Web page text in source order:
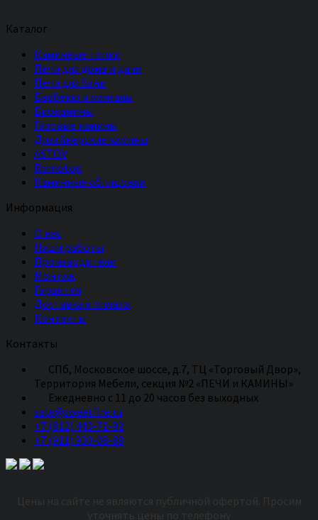
Каталог
Каминные топки
Печи для дома и дачи
Печи для бани
Барбекю и мангалы
Биокамины
Газовые камины
Дизайнерские камины
ASTOV
Romotop
Каминные облицовки
Информация
О нас
Наши работы
Производители
Монтаж
Гарантия
Доставка и оплата
Контакты
Контакты
СПб, Московское шоссе, д.7, ТЦ «Торговый Двор»,
Территория Мебели, секция №2 «ПЕЧИ и КАМИНЫ»
Eжедневно с 11 до 20 часов без выходных
sale@sweetfire.ru
+7 (812) 443-71-92
+7 (911) 930-08-88